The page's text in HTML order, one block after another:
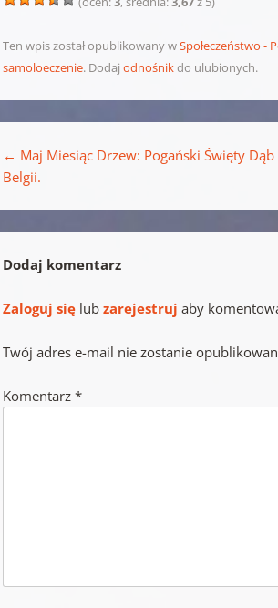
Ten wpis został opublikowany wSpołeczeństwo -
samoloeczenie. Dodajodnośnikdo ulubionych.
← Maj Miesiąc Drzew: Pogański Święty
Belgii.
Dodaj komentarz
Zaloguj się lubzarejestruj aby
Twój adres e-mail nie zostanie
Komentarz*